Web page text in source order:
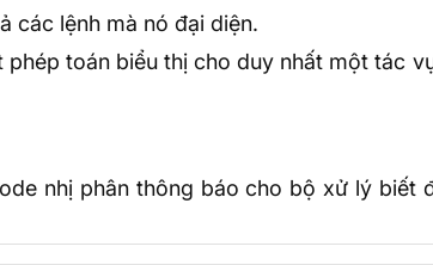
các lệnh mà nó đại diện.
toán biểu thị cho duy nhất một tác
nhị phân thông báo cho bộ xử lý biết